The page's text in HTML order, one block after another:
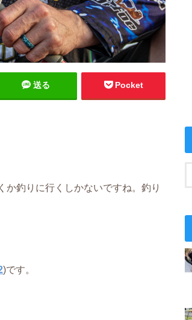
送る Pocket
か釣りに行くしかないですね。釣り
)です。